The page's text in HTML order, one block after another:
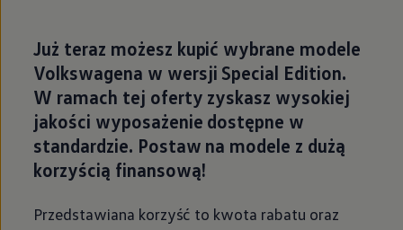
Już teraz możesz kupić wybrane modele
Volkswagena w wersji Special Edition.
W ramach tej oferty zyskasz wysokiej
jakości wyposażenie dostępne w
standardzie. Postaw na modele z dużą
korzyścią finansową!
Przedstawiana korzyść to kwota rabatu oraz